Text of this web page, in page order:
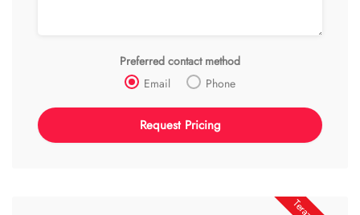
Preferred contact method
Email
Phone